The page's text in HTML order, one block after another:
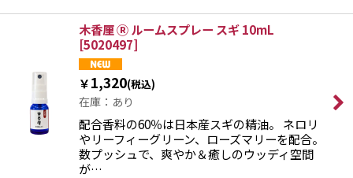
木香厘 Ⓡ ルームスプレー スギ 10mL
[5020497]
￥1,320(税込)
在庫：あり
配合香料の60％は日本産スギの精油。 ネロリ
やリーフィーグリーン、ローズマリーを配合。
数プッシュで、爽やか＆癒しのウッディ空間
が…